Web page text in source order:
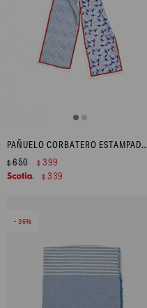
PAÑUELO CORBATERO ESTAMPADO - CELESTE
$650 $ 399
$ 339
36